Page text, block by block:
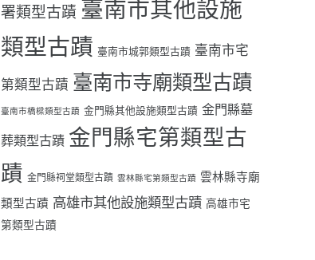
署類型古蹟 臺南市其他設施
類型古蹟 臺南市城郭類型古蹟 臺南市宅
第類型古蹟 臺南市寺廟類型古蹟
臺南市橋樑類型古蹟 金門縣其他設施類型古蹟 金門縣墓
葬類型古蹟 金門縣宅第類型古
蹟 金門縣祠堂類型古蹟 雲林縣宅第類型古蹟 雲林縣寺廟
類型古蹟 高雄市其他設施類型古蹟 高雄市宅
第類型古蹟